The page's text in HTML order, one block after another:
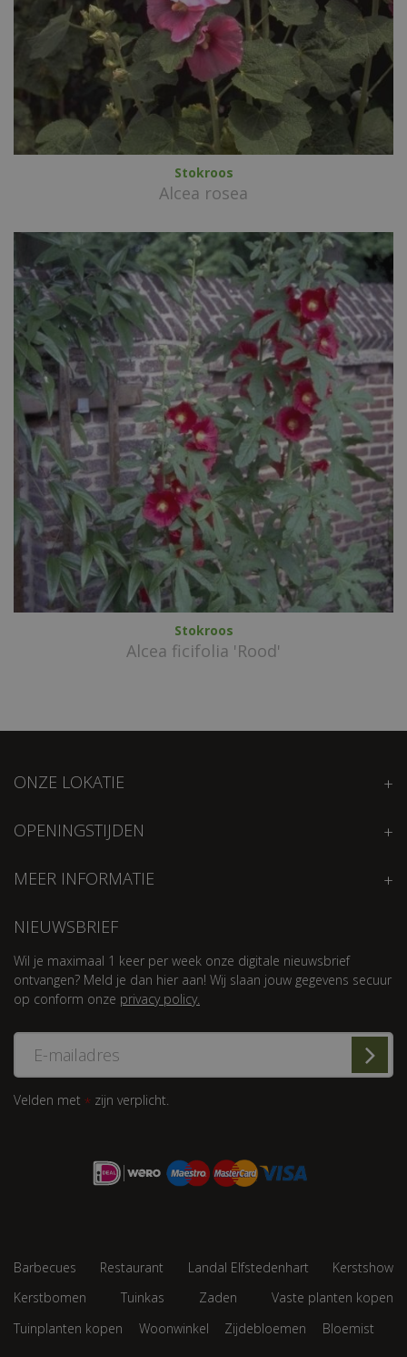
Stokroos
Alcea rosea
Stokroos
Alcea ficifolia 'Rood'
ONZE LOKATIE
OPENINGSTIJDEN
MEER INFORMATIE
NIEUWSBRIEF
Wil je maximaal 1 keer per week onze digitale nieuwsbrief
ontvangen? Meld je dan hier aan! Wij slaan jouw gegevens secuur
op conform onze privacy policy.
Velden met * zijn verplicht.
Barbecues Restaurant Landal Elfstedenhart
Kerstshow
Kerstbomen
Tuinkas Zaden
Vaste planten kopen
Tuinplanten kopen
Woonwinkel Zijdebloemen Bloemist